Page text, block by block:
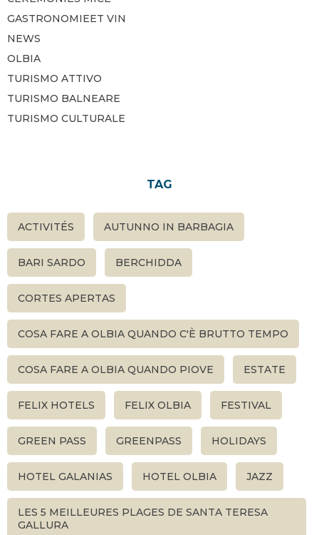
GASTRONOMIEET VIN
NEWS
OLBIA
TURISMO ATTIVO
TURISMO BALNEARE
TURISMO CULTURALE
TAG
ACTIVITÉS AUTUNNO IN BARBAGIA
BARI SARDO BERCHIDDA
CORTES APERTAS
COSA FARE A OLBIA QUANDO C'È BRUTTO TEMPO
COSA FARE A OLBIA QUANDO PIOVE ESTATE
FELIX HOTELS FELIX OLBIA FESTIVAL
GREEN PASS GREENPASS HOLIDAYS
HOTEL GALANIAS HOTEL OLBIA JAZZ
LES 5 MEILLEURES PLAGES DE SANTA TERESA
GALLURA